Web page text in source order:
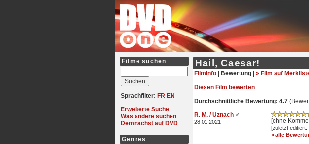
Filme suchen
Sprachfilter: FR EN
Erweiterte Suche
Was andere suchen
Demnächst auf DVD
Genres
Hail, Caesar!
Filminfo Bewertung | » Film auf
Diesen Film bewerten
Durchschnittliche Bewertung: 4.7
R. M. / Uznach ♂
28.01.2021 [ohne
[zuletzt editiert:
» alle